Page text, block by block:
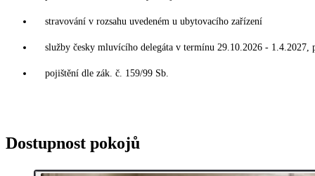
stravování v rozsahu uvedeném u ubytovacího zařízení
služby česky mluvícího delegáta v termínu 29.10.2026 - 1.4.2027,
pojištění dle zák. č. 159/99 Sb.
Dostupnost pokojů